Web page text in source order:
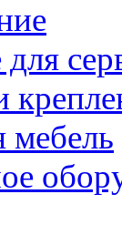
мебель